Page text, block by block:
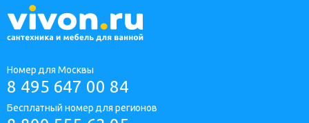
Номер для Москвы
8 495 647 00 84
Бесплатный номер для регионов